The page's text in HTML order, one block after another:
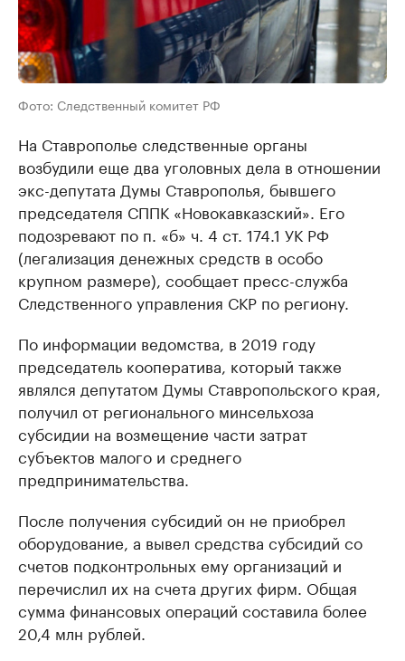
Фото: Следственный комитет РФ
На Ставрополье следственные органы
возбудили еще два уголовных дела в отношении
экс-депутата Думы Ставрополья, бывшего
председателя СППК «Новокавказский». Его
подозревают по п. «б» ч. 4 ст. 174.1 УК РФ
(легализация денежных средств в особо
крупном размере), сообщает пресс-служба
Следственного управления СКР по региону.
По информации ведомства, в 2019 году
председатель кооператива, который также
являлся депутатом Думы Ставропольского края,
получил от регионального минсельхоза
субсидии на возмещение части затрат
субъектов малого и среднего
предпринимательства.
После получения субсидий он не приобрел
оборудование, а вывел средства субсидий со
счетов подконтрольных ему организаций и
перечислил их на счета других фирм. Общая
сумма финансовых операций составила более
20,4 млн рублей.